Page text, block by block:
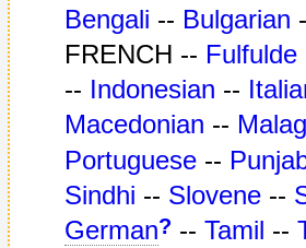
Bengali -- Bulgarian
FRENCH -- Fulfulde
-- Indonesian --
Macedonian --
Portuguese --
Sindhi -- Slovene --
German? -- Tamil --